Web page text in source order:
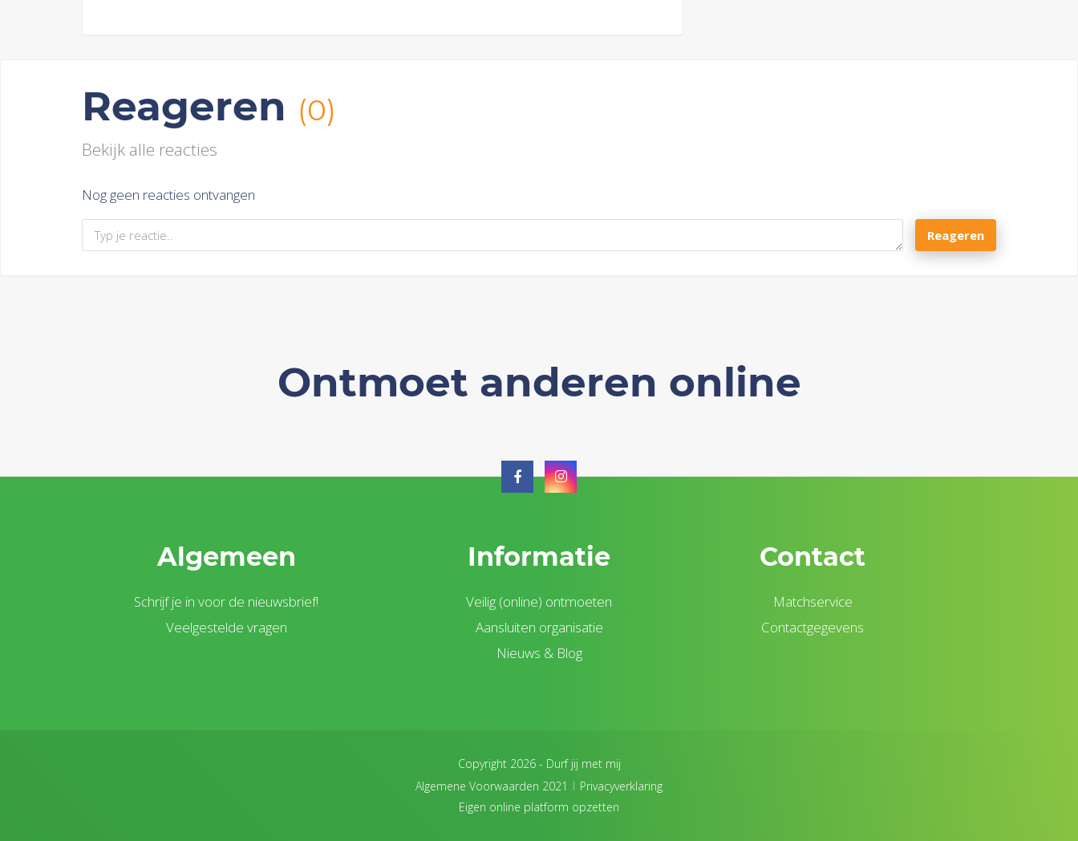
Reageren (0)
Bekijk alle reacties
Nog geen reacties ontvangen
Reageren
Ontmoet anderen online
Algemeen
Schrijf je in voor de nieuwsbrief!
Veelgestelde vragen
Informatie
Veilig (online) ontmoeten
Aansluiten organisatie
Nieuws & Blog
Contact
Matchservice
Contactgegevens
Copyright 2026 - Durf jij met mij
Algemene Voorwaarden 2021
Privacyverklaring
Eigen online platform opzetten